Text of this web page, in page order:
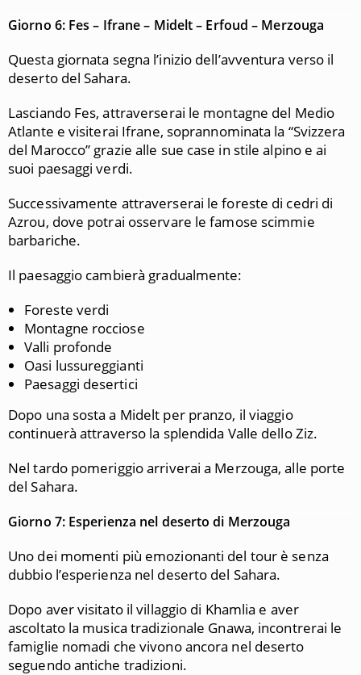
Giorno 6: Fes – Ifrane – Midelt – Erfoud – Merzouga
Questa giornata segna l’inizio dell’avventura verso il
deserto del Sahara.
Lasciando Fes, attraverserai le montagne del Medio
Atlante e visiterai Ifrane, soprannominata la “Svizzera
del Marocco” grazie alle sue case in stile alpino e ai
suoi paesaggi verdi.
Successivamente attraverserai le foreste di cedri di
Azrou, dove potrai osservare le famose scimmie
barbariche.
Il paesaggio cambierà gradualmente:
Foreste verdi
Montagne rocciose
Valli profonde
Oasi lussureggianti
Paesaggi desertici
Dopo una sosta a Midelt per pranzo, il viaggio
continuerà attraverso la splendida Valle dello Ziz.
Nel tardo pomeriggio arriverai a Merzouga, alle porte
del Sahara.
Giorno 7: Esperienza nel deserto di Merzouga
Uno dei momenti più emozionanti del tour è senza
dubbio l’esperienza nel deserto del Sahara.
Dopo aver visitato il villaggio di Khamlia e aver
ascoltato la musica tradizionale Gnawa, incontrerai le
famiglie nomadi che vivono ancora nel deserto
seguendo antiche tradizioni.